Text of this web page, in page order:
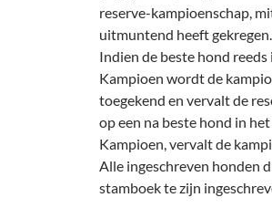
reserve-kampioenschap,
uitmuntend heeft gekregen.
Indien de beste hond
Kampioen wordt de
toegekend en vervalt de
op een na beste hond in
Kampioen, vervalt de
Alle ingeschreven honden
stamboek te zijn